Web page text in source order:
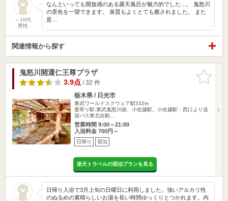
～10代
男性
なんといっても開放感のある露天風呂が魅力的でした…。 鬼怒川
の景色を一望できます。 泉質もよくとても癒されました。 また
是…
関連情報から探す
お気に入
りに追加
鬼怒川開運仁王尊プラザ
3.9点/ 32 件
栃木県 / 日光市
東武ワールドスクウェア駅332m
最寄り駅:東武鬼怒川線、小佐越駅。小佐越駅・西口より送
迎バス東北自動…
営業時間 9:00～21:00
入浴料金 700円～
日帰り 宿泊
楽天トラベルの宿泊プランを見る
日帰り入浴で3月上旬の日曜日に利用しました。強いアルカリ性
のぬるめの素晴らしいお湯を長い時間ゆっくりとつかれます。内